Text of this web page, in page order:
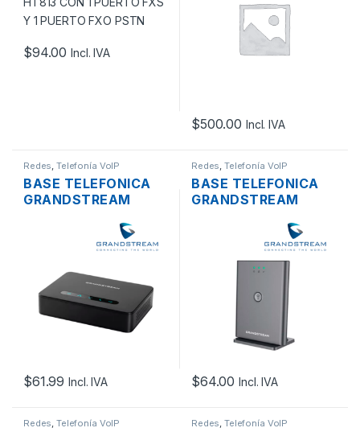
$94.00 Incl. IVA
$500.00 Incl. IVA
Redes,Telefonía VoIP
BASE TELEFONICA
GRANDSTREAM
PROTOCOLO SIP
PUERTO LAN POE,
10 CUENTAS SIP
$61.99 Incl. IVA
Redes,Telefonía VoIP
BASE TELEFONICA
GRANDSTREAM
PROTOCOLO SIP
PUERTO LAN POE
HASTA 10 CUENTAS
$64.00 Incl. IVA
Redes,Telefonía VoIP Redes,Telefonía VoIP